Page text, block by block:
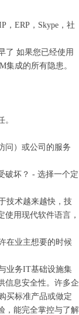
，ERP，Skype，社
了 如果您已经使用
集成的所有隐患。
问）或公司的服务
破坏？ - 选择一个定
技术越来越快，技
用现代软件语言，
在业主想要的时候
业务IT基础设施集
信息安全性。许多企
买标准产品或做定
，能完全掌控与了解